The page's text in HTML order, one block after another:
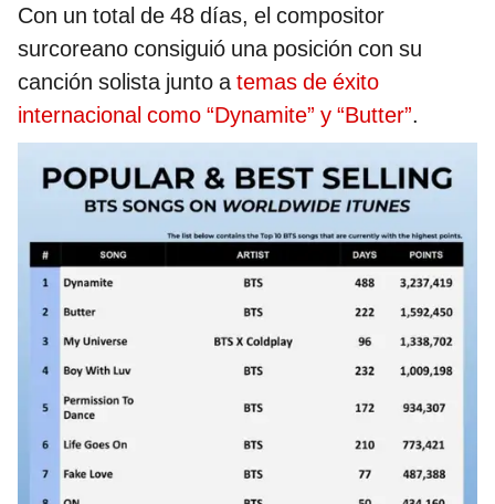
Con un total de 48 días, el compositor
surcoreano consiguió una posición con su
canción solista junto atemas de éxito
internacional como “Dynamite” y “Butter”.